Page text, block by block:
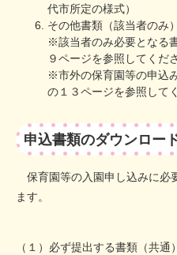
代市所定の様式）
その他書類（該当者のみ）
※​該当者のみ必要となる
９ページを参照してくだ
※市外の保育園等の申込
の１３ページを参照して
申込書類のダウンロー
保育園等の入園申し込みに必
ます。
（１）必ず提出する書類（共通）